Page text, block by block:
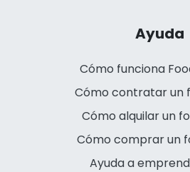
Ayuda
Cómo funciona
Cómo contratar un
Cómo alquilar un
Cómo comprar un
Ayuda a